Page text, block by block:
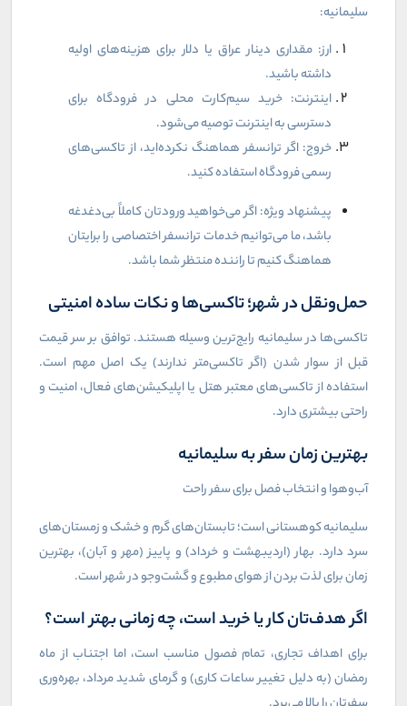
سلیمانیه:
ارز: مقداری دینار عراق یا دلار برای هزینه‌های اولیه
داشته باشید.
اینترنت: خرید سیم‌کارت محلی در فرودگاه برای
دسترسی به اینترنت توصیه می‌شود.
خروج: اگر ترانسفر هماهنگ نکرده‌اید، از تاکسی‌های
رسمی فرودگاه استفاده کنید.
پیشنهاد ویژه: اگر می‌خواهید ورودتان کاملاً بی‌دغدغه
باشد، ما می‌توانیم خدمات ترانسفر اختصاصی را برایتان
هماهنگ کنیم تا راننده منتظر شما باشد.
حمل‌ونقل در شهر؛ تاکسی‌ها و نکات ساده امنیتی
تاکسی‌ها در سلیمانیه رایج‌ترین وسیله هستند. توافق بر سر قیمت
قبل از سوار شدن (اگر تاکسی‌متر ندارند) یک اصل مهم است.
استفاده از تاکسی‌های معتبر هتل یا اپلیکیشن‌های فعال، امنیت و
راحتی بیشتری دارد.
بهترین زمان سفر به سلیمانیه
آب‌وهوا و انتخاب فصل برای سفر راحت
سلیمانیه کوهستانی است؛ تابستان‌های گرم و خشک و زمستان‌های
سرد دارد. بهار (اردیبهشت و خرداد) و پاییز (مهر و آبان)، بهترین
زمان برای لذت بردن از هوای مطبوع و گشت‌وجو در شهر است.
اگر هدف‌تان کار یا خرید است، چه زمانی بهتر است؟
برای اهداف تجاری، تمام فصول مناسب است، اما اجتناب از ماه
رمضان (به دلیل تغییر ساعات کاری) و گرمای شدید مرداد، بهره‌وری